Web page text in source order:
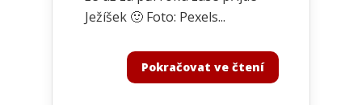
Ježíšek 🙂 Foto: Pexels...
Pokračovat ve čtení